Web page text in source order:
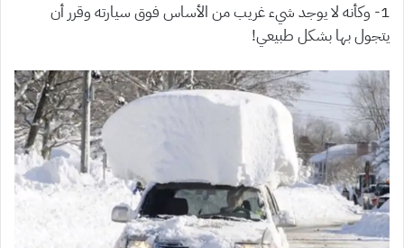
1- وكأنه لا يوجد شيء غريب من الأساس فوق سيارته وقرر أن
يتجول بها بشكل طبيعي!